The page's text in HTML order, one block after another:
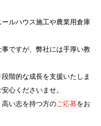
ルハウス施工や農業用倉庫
ですが、弊社には手厚い教
階的な成長を支援いたしま
心くださいませ。
い志を持つ方のご応募をお